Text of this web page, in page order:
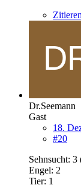
Zitieren
Dr.Seemann
Gast
18.
#20
Sehnsucht:
Engel: 2
Tier: 1